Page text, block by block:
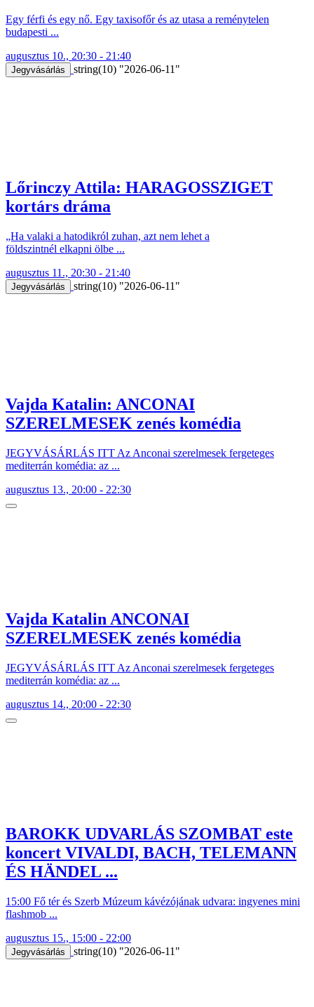
Egy férfi és egy nő. Egy taxisofőr és az utasa a reménytelen
budapesti ...
augusztus 10., 20:30 - 21:40
Jegyvásárlás string(10) "2026-06-11"
Lőrinczy Attila: HARAGOSSZIGET
kortárs dráma
„Ha valaki a hatodikról zuhan, azt nem lehet a
földszintnél elkapni ölbe ...
augusztus 11., 20:30 - 21:40
Jegyvásárlás string(10) "2026-06-11"
Vajda Katalin: ANCONAI
SZERELMESEK zenés komédia
JEGYVÁSÁRLÁS ITT Az Anconai szerelmesek fergeteges
mediterrán komédia: az ...
augusztus 13., 20:00 - 22:30
Vajda Katalin ANCONAI
SZERELMESEK zenés komédia
JEGYVÁSÁRLÁS ITT Az Anconai szerelmesek fergeteges
mediterrán komédia: az ...
augusztus 14., 20:00 - 22:30
BAROKK UDVARLÁS SZOMBAT este
koncert VIVALDI, BACH, TELEMANN
ÉS HÄNDEL ...
15:00 Fő tér és Szerb Múzeum kávézójának udvara: ingyenes mini
flashmob ...
augusztus 15., 15:00 - 22:00
Jegyvásárlás string(10) "2026-06-11"